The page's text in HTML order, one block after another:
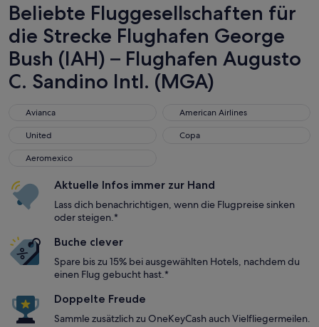
Beliebte Fluggesellschaften für
die Strecke Flughafen George
Bush (IAH) – Flughafen Augusto
C. Sandino Intl. (MGA)
Avianca
Avianca American Airlines
American Airlines
United
United Copa
Copa
Aeromexico
Aeromexico
Aktuelle Infos immer zur Hand
Lass dich benachrichtigen, wenn die Flugpreise sinken
oder steigen.*
Buche clever
Spare bis zu 15% bei ausgewählten Hotels, nachdem du
einen Flug gebucht hast.*
Doppelte Freude
Sammle zusätzlich zu OneKeyCash auch Vielfliegermeilen.